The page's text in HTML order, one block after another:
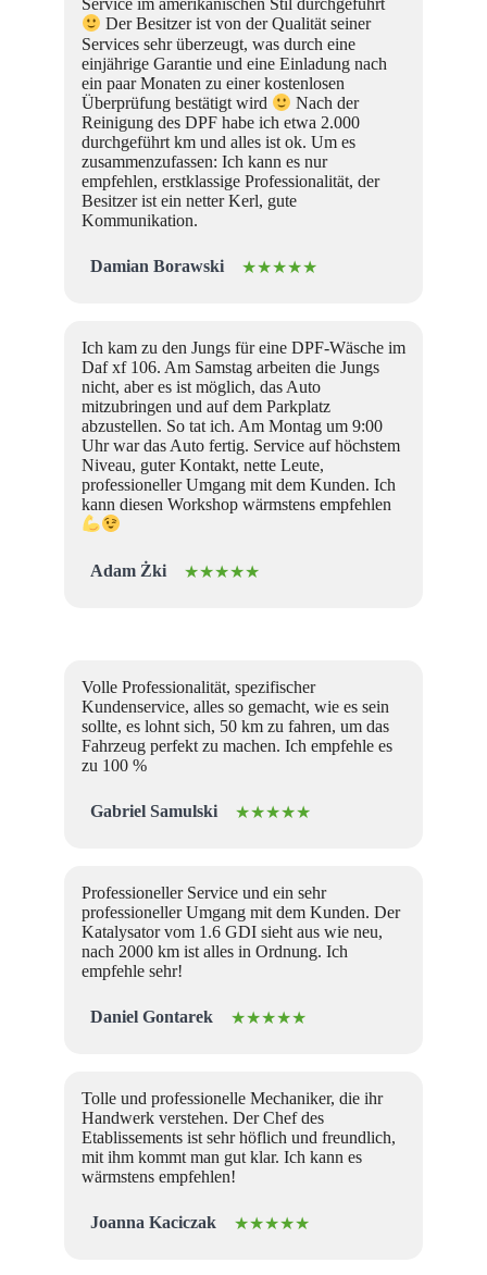
Service im amerikanischen Stil durchgeführt
Der Besitzer ist von der Qualität seiner
Services sehr überzeugt, was durch eine
einjährige Garantie und eine Einladung nach
ein paar Monaten zu einer kostenlosen
Überprüfung bestätigt wird
Nach der
Reinigung des DPF habe ich etwa 2.000
durchgeführt km und alles ist ok. Um es
zusammenzufassen: Ich kann es nur
empfehlen, erstklassige Professionalität, der
Besitzer ist ein netter Kerl, gute
Kommunikation.
Damian Borawski ★★★★★
Ich kam zu den Jungs für eine DPF-Wäsche im
Daf xf 106. Am Samstag arbeiten die Jungs
nicht, aber es ist möglich, das Auto
mitzubringen und auf dem Parkplatz
abzustellen. So tat ich. Am Montag um 9:00
Uhr war das Auto fertig. Service auf höchstem
Niveau, guter Kontakt, nette Leute,
professioneller Umgang mit dem Kunden. Ich
kann diesen Workshop wärmstens empfehlen
Adam Żki ★★★★★
Volle Professionalität, spezifischer
Kundenservice, alles so gemacht, wie es sein
sollte, es lohnt sich, 50 km zu fahren, um das
Fahrzeug perfekt zu machen. Ich empfehle es
zu 100 %
Gabriel Samulski ★★★★★
Professioneller Service und ein sehr
professioneller Umgang mit dem Kunden. Der
Katalysator vom 1.6 GDI sieht aus wie neu,
nach 2000 km ist alles in Ordnung. Ich
empfehle sehr!
Daniel Gontarek ★★★★★
Tolle und professionelle Mechaniker, die ihr
Handwerk verstehen. Der Chef des
Etablissements ist sehr höflich und freundlich,
mit ihm kommt man gut klar. Ich kann es
wärmstens empfehlen!
Joanna Kaciczak ★★★★★